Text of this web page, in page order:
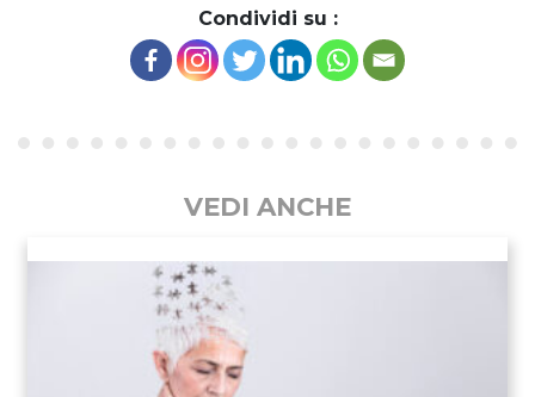
Condividi su :
VEDI ANCHE